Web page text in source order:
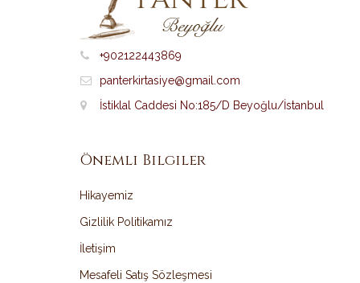
+902122443869
panterkirtasiye@gmail.com
İstiklal Caddesi No:185/D Beyoğlu/İstanbul
Önemli Bilgiler
Hikayemiz
Gizlilik Politikamız
İletişim
Mesafeli Satış Sözleşmesi